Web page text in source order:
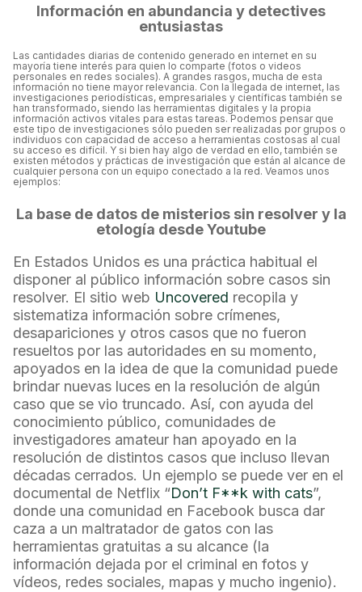
Información en abundancia y detectives
entusiastas
Las cantidades diarias de contenido generado en internet en su
mayoría tiene interés para quien lo comparte (fotos o videos
personales en redes sociales). A grandes rasgos, mucha de esta
información no tiene mayor relevancia. Con la llegada de internet, las
investigaciones periodísticas, empresariales y científicas también se
han transformado, siendo las herramientas digitales y la propia
información activos vitales para estas tareas. Podemos pensar que
este tipo de investigaciones sólo pueden ser realizadas por grupos o
individuos con capacidad de acceso a herramientas costosas al cual
su acceso es difícil. Y si bien hay algo de verdad en ello, también se
existen métodos y prácticas de investigación que están al alcance de
cualquier persona con un equipo conectado a la red. Veamos unos
ejemplos:
La base de datos de misterios sin resolver y la
etología desde Youtube
En Estados Unidos es una práctica habitual el
disponer al público información sobre casos sin
resolver. El sitio web Uncovered recopila y
sistematiza información sobre crímenes,
desapariciones y otros casos que no fueron
resueltos por las autoridades en su momento,
apoyados en la idea de que la comunidad puede
brindar nuevas luces en la resolución de algún
caso que se vio truncado. Así, con ayuda del
conocimiento público, comunidades de
investigadores amateur han apoyado en la
resolución de distintos casos que incluso llevan
décadas cerrados. Un ejemplo se puede ver en el
documental de Netflix “Don’t F**k with cats”,
donde una comunidad en Facebook busca dar
caza a un maltratador de gatos con las
herramientas gratuitas a su alcance (la
información dejada por el criminal en fotos y
vídeos, redes sociales, mapas y mucho ingenio).